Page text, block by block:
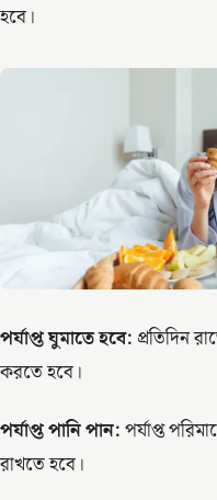
হবে।
পর্যাপ্ত ঘুমাতে হবে:প্রতিদিন
করতে হবে।
পর্যাপ্ত পানি পান:পর্যাপ্ত
রাখতে হবে।